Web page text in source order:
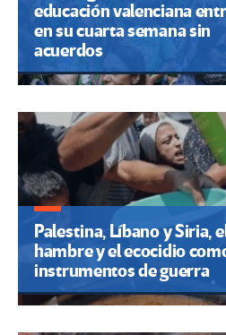
educación valenciana
en su cuarta semana sin
acuerdos
Palestina, Líbano y Siria,
hambre y el ecocidio
instrumentos de guerra